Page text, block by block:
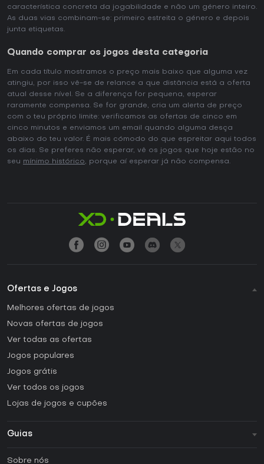
característica concreta da jogabilidade e não um género inteiro.
As duas vias combinam-se: primeiro estreita o género e depois
junta etiquetas.
Quando comprar os jogos desta categoria
Em cada título mostramos o preço mais baixo que alguma vez
atingiu, por isso vê-se de relance a que distância está a oferta
atual desse nível. Se a diferença for pequena, esperar
raramente compensa. Se for grande, cria um alerta de preço
com o teu próprio limite: verificamos as ofertas de cinco em
cinco minutos e enviamos um email quando alguma desça
abaixo do teu valor. É mais cómodo do que espreitar aqui todos
os dias. Se preferes não esperar, vê os jogos que hoje estão no
seu mínimo histórico, porque aí esperar já não compensa.
Ofertas e Jogos
Melhores ofertas de jogos
Novas ofertas de jogos
Ver todas as ofertas
Jogos populares
Jogos grátis
Ver todos os jogos
Lojas de jogos e cupões
Guias
Sobre nós